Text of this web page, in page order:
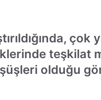
çok
teşkilat
olduğu